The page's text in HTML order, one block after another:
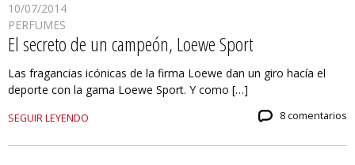
10/07/2014
PERFUMES
El secreto de un campeón, Loewe Sport
Las fragancias icónicas de la firma Loewe dan un giro hacía el
deporte con la gama Loewe Sport. Y como […]
SEGUIR LEYENDO 8 comentarios